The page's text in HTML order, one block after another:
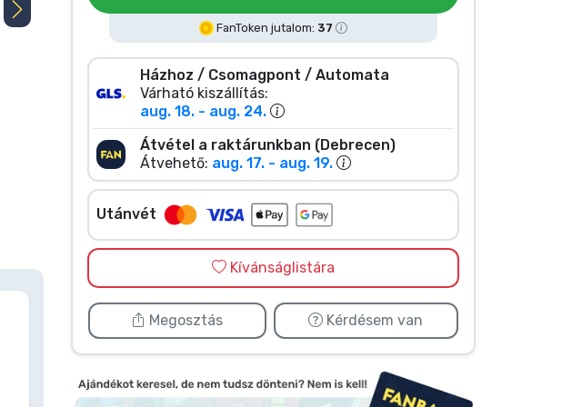
FanToken jutalom: 37
Házhoz / Csomagpont / Automata
Várható kiszállítás:
aug. 18. - aug. 24.
Átvétel a raktárunkban (Debrecen)
Átvehető: aug. 17. - aug. 19.
Utánvét
Kívánságlistára
Megosztás Kérdésem van